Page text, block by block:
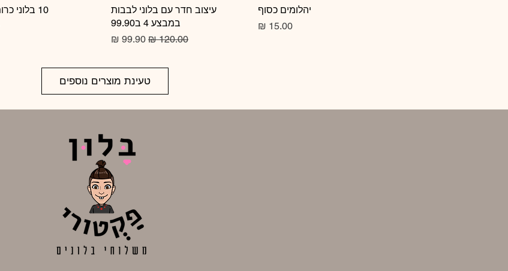
תצוגה מהירהיהלומים כסוף
מחיר‏15.00 ‏₪
תצוגה מהירה
עיצוב חדר עם בלוני לבבות
במבצע 4 ב99.90
מחיר רגיל מחיר מבצע
תצוגה מהירה
10 בלוני כרום לרצפה
טעינת מוצרים נוספים